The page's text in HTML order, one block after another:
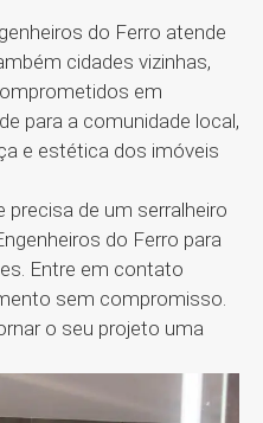
do Ferro atende
cidades vizinhas,
em
para a comunidade local,
e estética dos imóveis
precisa de um serralheiro
do Ferro para
Entre em contato
sem compromisso.
o seu projeto uma